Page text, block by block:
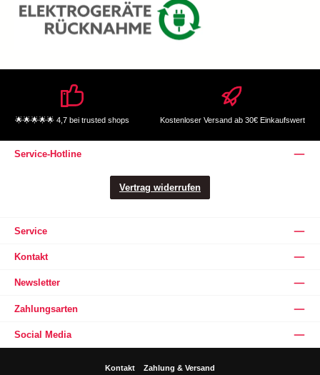
🌟🌟🌟🌟🌟 4,7 bei trusted shops Kostenloser Versand ab 30€ Einkaufswert
Service-Hotline
Vertrag widerrufen
Service
Kontakt
Newsletter
Zahlungsarten
Social Media
Kontakt Zahlung & Versand